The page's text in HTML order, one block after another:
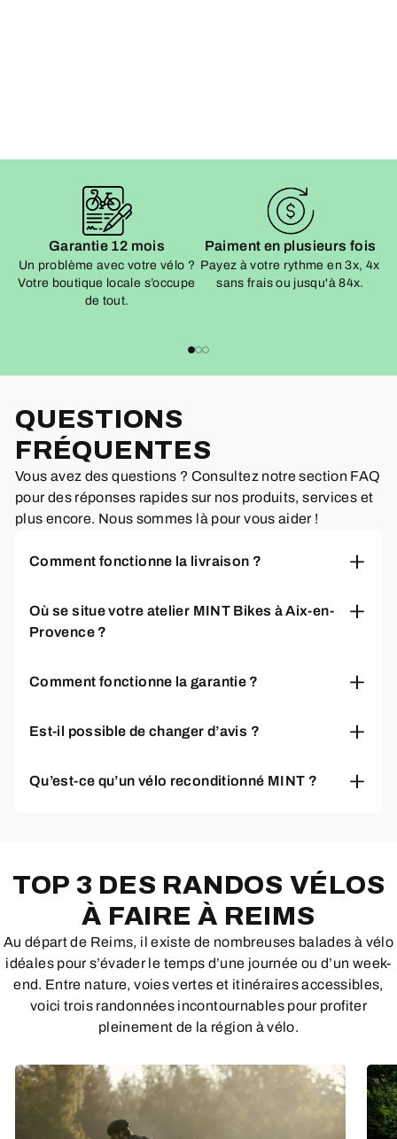
Garantie 12 mois
Un problème avec votre vélo ?
Votre boutique locale s’occupe
de tout.
Paiment en plusieurs fois
Payez à votre rythme en 3x, 4x
sans frais ou jusqu'à 84x.
QUESTIONS
FRÉQUENTES
Vous avez des questions ? Consultez notre section FAQ
pour des réponses rapides sur nos produits, services et
plus encore. Nous sommes là pour vous aider !
Comment fonctionne la livraison ?
directement à votre adresse ou en point relais. Les
délais de livraison varient selon le modèle et la
recevrez un suivi complet par e-mail dès
Où se situe votre atelier MINT Bikes à Aix-en-
Provence ?
13290 Aix-en-Provence , facilement accessible en
nos vélos et bénéficier de conseils personnalisés
Comment fonctionne la garantie ?
complète. Les vélos neufs sont garantis selon les
bénéficient d'une garantie MINT de 12 mois sur les
Est-il possible de changer d’avis ?
Qu’est-ce qu’un vélo reconditionné MINT ?
TOP 3 DES RANDOS VÉLOS
À FAIRE À REIMS
Au départ de Reims, il existe de nombreuses balades à vélo
idéales pour s’évader le temps d’une journée ou d’un week-
end. Entre nature, voies vertes et itinéraires accessibles,
voici trois randonnées incontournables pour profiter
pleinement de la région à vélo.